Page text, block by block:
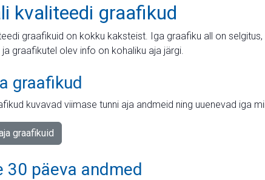
kvaliteedi graafikud
graafikuid on kokku kaksteist. Iga graafiku all on
graafikutel olev info on kohaliku aja järgi.
graafikud
kuvavad viimase tunni aja andmeid ning uuenevad iga
graafikuid
30 päeva andmed